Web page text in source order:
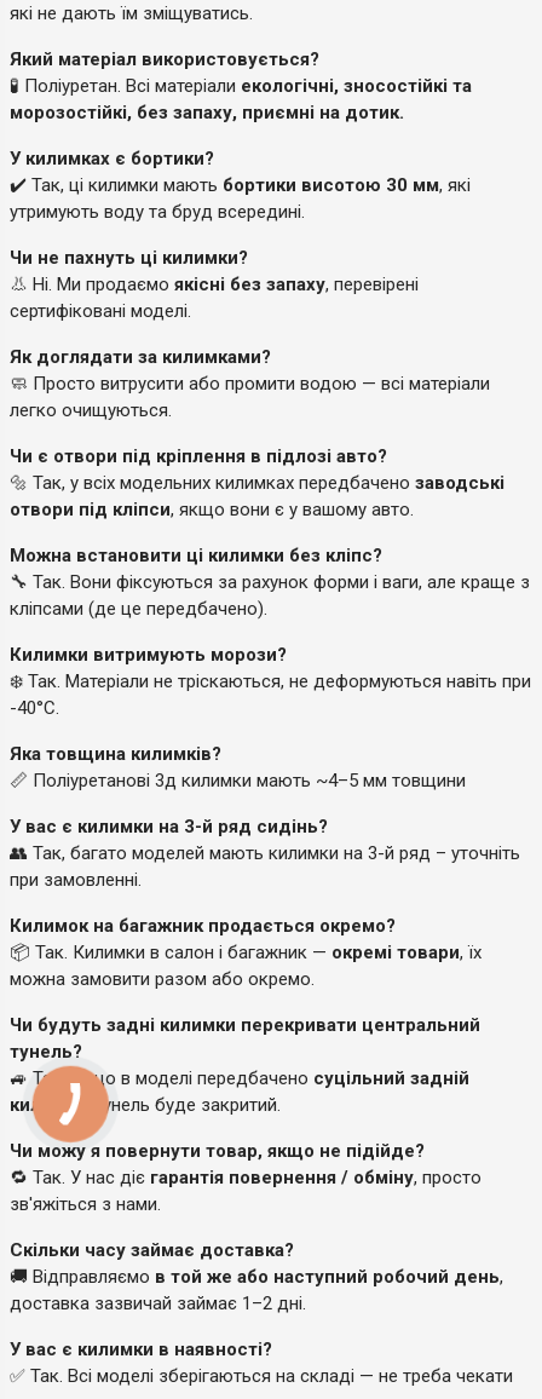
які не дають їм зміщуватись.
Який матеріал використовується?
🧪 Поліуретан. Всі матеріали екологічні, зносостійкі та
морозостійкі, без запаху, приємні на дотик.
У килимках є бортики?
✔️ Так, ці килимки мають бортики висотою 30 мм, які
утримують воду та бруд всередині.
Чи не пахнуть ці килимки?
👃 Ні. Ми продаємо якісні без запаху, перевірені
сертифіковані моделі.
Як доглядати за килимками?
🧼 Просто витрусити або промити водою — всі матеріали
легко очищуються.
Чи є отвори під кріплення в підлозі авто?
🔩 Так, у всіх модельних килимках передбачено заводські
отвори під кліпси, якщо вони є у вашому авто.
Можна встановити ці килимки без кліпс?
🔧 Так. Вони фіксуються за рахунок форми і ваги, але краще з
кліпсами (де це передбачено).
Килимки витримують морози?
❄️ Так. Матеріали не тріскаються, не деформуються навіть при
-40°C.
Яка товщина килимків?
📏 Поліуретанові 3д килимки мають ~4–5 мм товщини
У вас є килимки на 3-й ряд сидінь?
👥 Так, багато моделей мають килимки на 3-й ряд – уточніть
при замовленні.
Килимок на багажник продається окремо?
📦 Так. Килимки в салон і багажник — окремі товари, їх
можна замовити разом або окремо.
Чи будуть задні килимки перекривати центральний
тунель?
🚙 Так, якщо в моделі передбачено суцільний задній
килимок
, тунель буде закритий.
Чи можу я повернути товар, якщо не підійде?
🔁 Так. У нас діє гарантія повернення / обміну, просто
зв'яжіться з нами.
Скільки часу займає доставка?
🚚 Відправляємо в той же або наступний робочий день,
доставка зазвичай займає 1–2 дні.
У вас є килимки в наявності?
✅ Так. Всі моделі зберігаються на складі — не треба чекати